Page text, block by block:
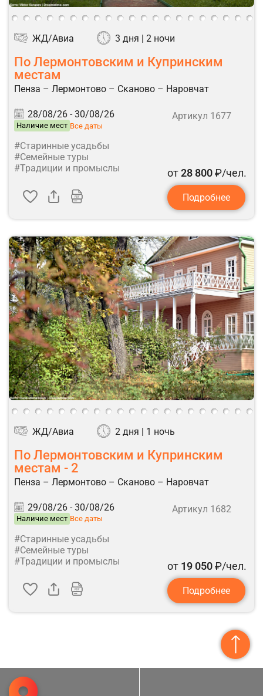
ЖД/Авиа 3 дня | 2 ночи
По Лермонтовским и Купринским
местам
Пенза – Лермонтово – Сканово – Наровчат
28/08/26 - 30/08/26
Наличие мест Все даты
Артикул 1677
#Старинные усадьбы
#Семейные туры
#Традиции и промыслы
от28 800₽/чел.
Подробнее
ЖД/Авиа 2 дня | 1 ночь
По Лермонтовским и Купринским
местам - 2
Пенза – Лермонтово – Сканово – Наровчат
29/08/26 - 30/08/26
Наличие мест Все даты
Артикул 1682
#Старинные усадьбы
#Семейные туры
#Традиции и промыслы
от 19 050₽/чел.
Подробнее